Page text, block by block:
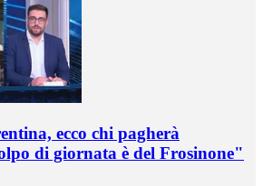
ecco chi pagherà
di giornata è del Frosinone"